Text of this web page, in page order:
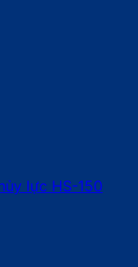
lực HS-150